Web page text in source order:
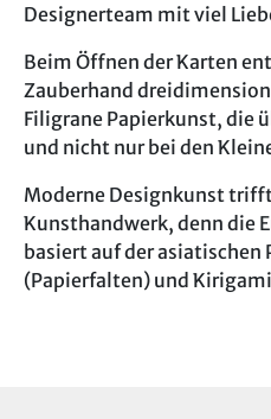
Designerteam mit viel
Beim Öffnen der Karten
Zauberhand
Filigrane Papierkunst, die
und nicht nur bei den
Moderne Designkunst
Kunsthandwerk, denn die
basiert auf der asiatischen
(Papierfalten) und